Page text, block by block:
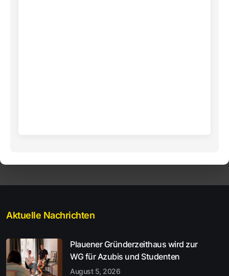
Aktuelle Nachrichten
Plauener Gründerzeithaus wird zur
WG für Azubis und Studenten
August 5, 2026